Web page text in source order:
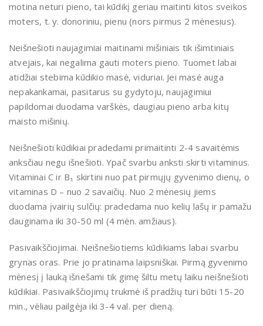
motina neturi pieno, tai kūdikį geriau maitinti kitos sveikos
moters, t. y. donoriniu, pienu (nors pirmus 2 mėnesius).
Neišnešioti naujagimiai maitinami mišiniais tik išimtiniais
atvejais, kai negalima gauti moters pieno. Tuomet labai
atidžiai stebima kūdikio masė, viduriai. Jei masė auga
nepakankamai, pasitarus su gydytoju, naujagimiui
papildomai duodama varškės, daugiau pieno arba kitų
maisto mišinių.
Neišnešioti kūdikiai pradedami primaitinti 2-4 savaitėmis
anksčiau negu išnešioti. Ypač svarbu anksti skirti vitaminus.
Vitaminai C ir B₁ skirtini nuo pat pirmųjų gyvenimo dienų, o
vitaminas D – nuo 2 savaičių. Nuo 2 mėnesių jiems
duodama įvairių sulčių: pradedama nuo kelių lašų ir pamažu
dauginama iki 30-50 ml (4 mėn. amžiaus).
Pasivaikščiojimai. Neišnešiotiems kūdikiams labai svarbu
grynas oras. Prie jo pratinama laipsniškai. Pirmą gyvenimo
mėnesį į lauką išnešami tik gimę šiltu metų laiku neišnešioti
kūdikiai. Pasivaikščiojimų trukmė iš pradžių turi būti 15-20
min., vėliau pailgėja iki 3-4 val. per dieną.